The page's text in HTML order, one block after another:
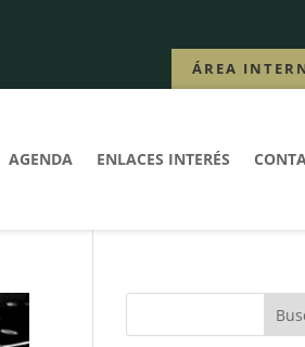
ÁREA
AGENDA ENLACES INTERÉS